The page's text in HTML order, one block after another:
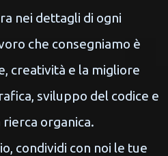
nei dettagli di ogni
che consegniamo è
creatività e la migliore
sviluppo del codice e
organica.
condividi con noi le tue